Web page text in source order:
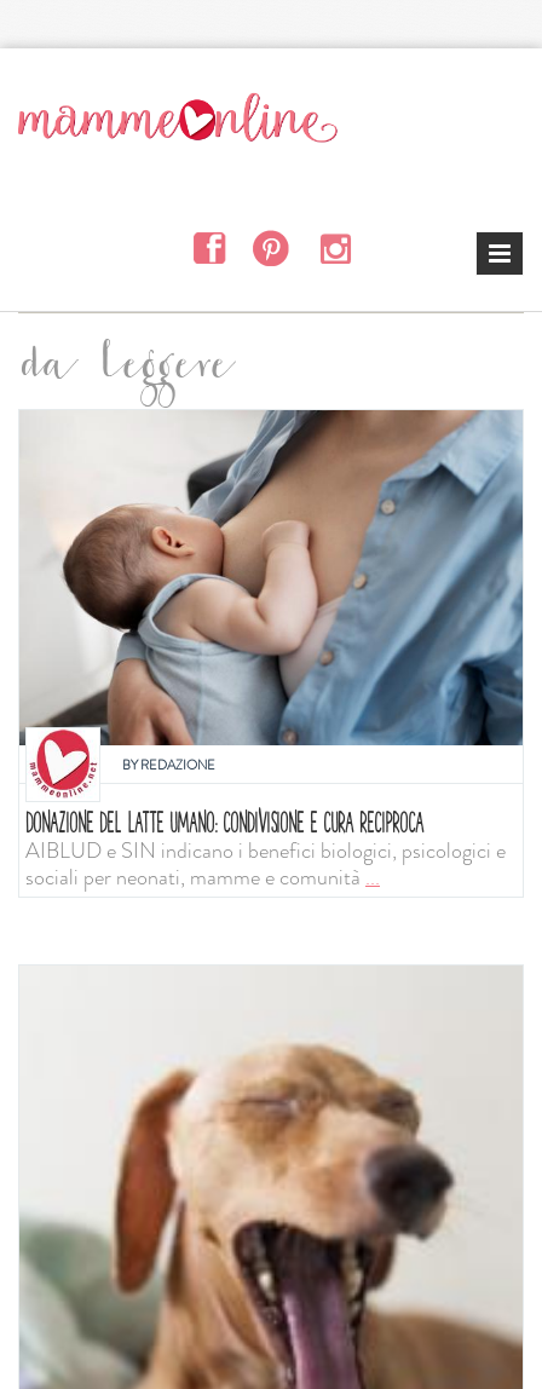
da leggere
BYREDAZIONE
DONAZIONE DEL LATTE UMANO: CONDIVISIONE E CURA RECIPROCA
AIBLUD e SIN indicano i benefici biologici, psicologici e
sociali per neonati, mamme e comunità...